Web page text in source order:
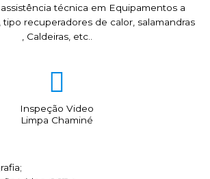
técnica em Equipamentos a
recuperadores de calor, salamandras
, Caldeiras, etc..
Inspeção Video
Limpa Chaminé